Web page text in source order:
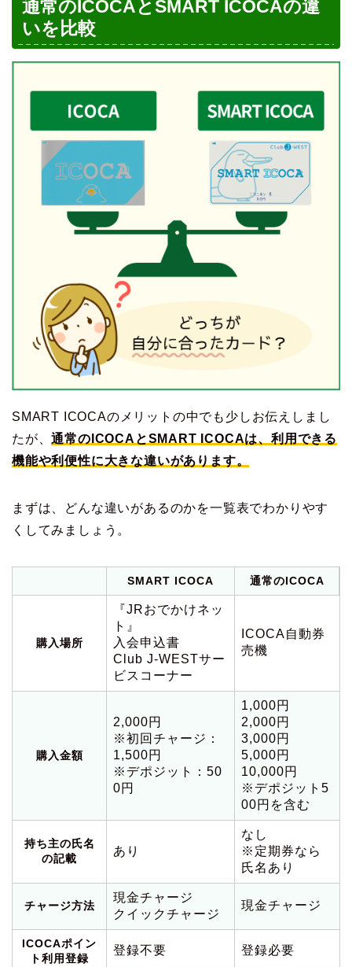
通常のICOCAとSMART ICOCAの違
いを比較
SMART ICOCAのメリットの中でも少しお伝えしまし
たが、通常のICOCAとSMART ICOCAは、利用できる
機能や利便性に大きな違いがあります。
まずは、どんな違いがあるのかを一覧表でわかりやす
くしてみましょう。
SMART ICOCA 通常のICOCA
購入場所
『JRおでかけネッ
ト』
入会申込書
Club J-WESTサー
ビスコーナー
ICOCA自動券
売機
購入金額
2,000円
※初回チャージ：
1,500円
※デポジット：50
0円
1,000円
2,000円
3,000円
5,000円
10,000円
※デポジット5
00円を含む
持ち主の氏名
の記載
あり
なし
※定期券なら
氏名あり
チャージ方法
現金チャージ
クイックチャージ
現金チャージ
ICOCAポイン
ト利用登録
登録不要 登録必要